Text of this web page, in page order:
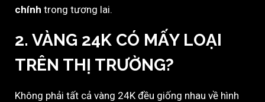
chính trong tương lai.
2. VÀNG 24K CÓ MẤY LOẠI
TRÊN THỊ TRƯỜNG?
Không phải tất cả vàng 24K đều giống nhau về hình